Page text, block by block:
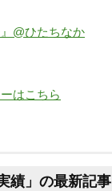
@ひたちなか
はこちら
績」の最新記事